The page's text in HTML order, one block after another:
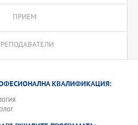
ПРИЕМ
КВАЛИФИКАЦИЯ: